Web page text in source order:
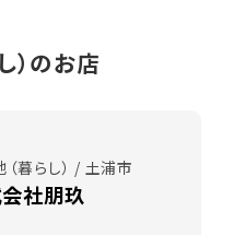
）のお店
（暮らし） / 土浦市
社朋玖